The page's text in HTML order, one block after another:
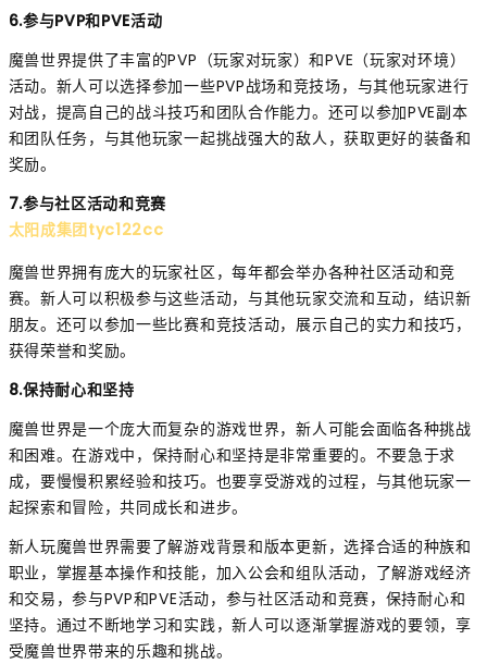
6.参与PVP和PVE活动
魔兽世界提供了丰富的PVP（玩家对玩家）和PVE（玩家对环境）
活动。新人可以选择参加一些PVP战场和竞技场，与其他玩家进行
对战，提高自己的战斗技巧和团队合作能力。还可以参加PVE副本
和团队任务，与其他玩家一起挑战强大的敌人，获取更好的装备和
奖励。
7.参与社区活动和竞赛
太阳成集团tyc122cc
魔兽世界拥有庞大的玩家社区，每年都会举办各种社区活动和竞
赛。新人可以积极参与这些活动，与其他玩家交流和互动，结识新
朋友。还可以参加一些比赛和竞技活动，展示自己的实力和技巧，
获得荣誉和奖励。
8.保持耐心和坚持
魔兽世界是一个庞大而复杂的游戏世界，新人可能会面临各种挑战
和困难。在游戏中，保持耐心和坚持是非常重要的。不要急于求
成，要慢慢积累经验和技巧。也要享受游戏的过程，与其他玩家一
起探索和冒险，共同成长和进步。
新人玩魔兽世界需要了解游戏背景和版本更新，选择合适的种族和
职业，掌握基本操作和技能，加入公会和组队活动，了解游戏经济
和交易，参与PVP和PVE活动，参与社区活动和竞赛，保持耐心和
坚持。通过不断地学习和实践，新人可以逐渐掌握游戏的要领，享
受魔兽世界带来的乐趣和挑战。